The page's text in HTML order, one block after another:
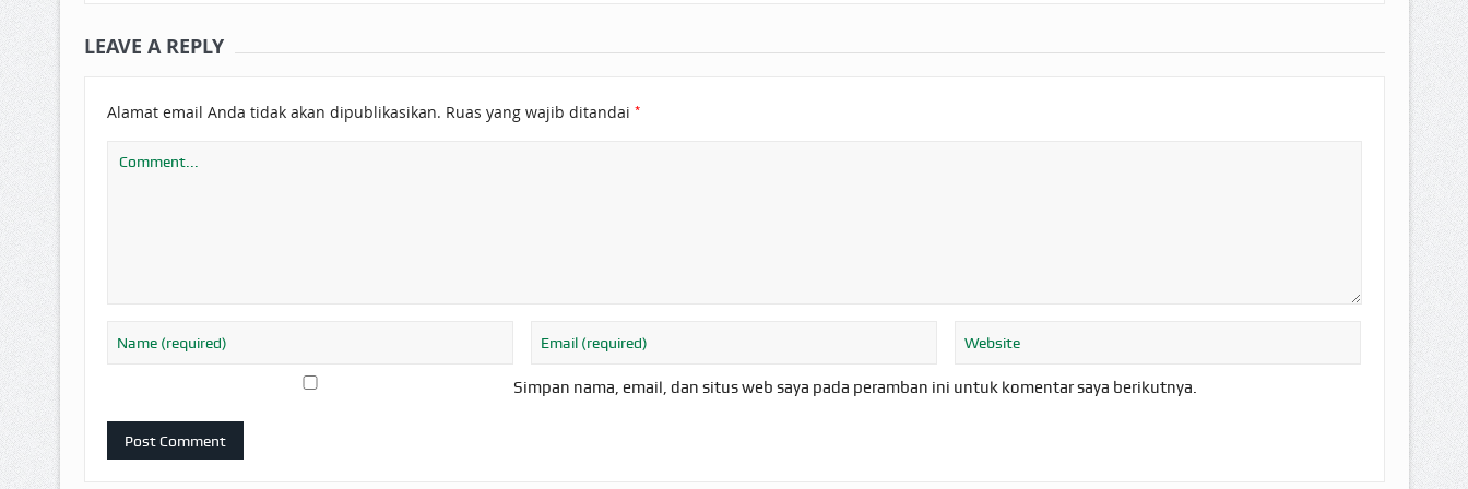
LEAVE A REPLY
Alamat email Anda tidak akan dipublikasikan. Ruas yang wajib ditandai *
Simpan nama, email, dan situs web saya pada peramban ini untuk komentar saya berikutnya.